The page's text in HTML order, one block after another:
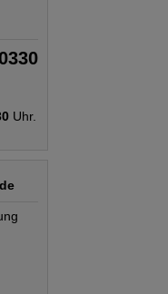
Uhr.